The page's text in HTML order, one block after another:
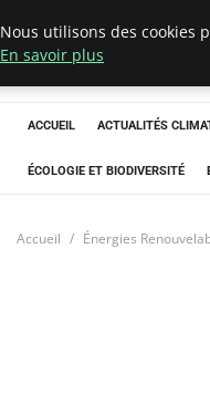
ACCUEIL ACTUALITÉS
ÉCOLOGIE ET BIODIVERSITÉ
Accueil Énergies
Nous utilisons des cookies
En savoir plus